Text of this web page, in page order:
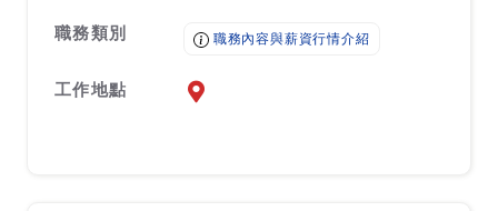
職務類別 職務內容與薪資行情介紹
工作地點 前往查看地圖